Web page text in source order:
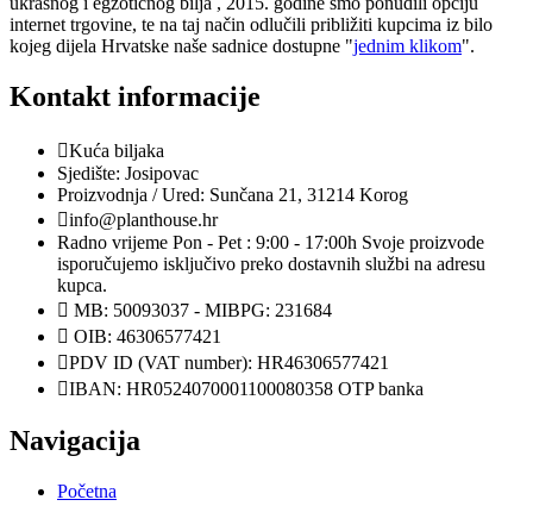
internet trgovine, te na taj način odlučili približiti kupcima iz bilo
kojeg dijela Hrvatske naše sadnice dostupne "jednim klikom".
Kontakt informacije
Kuća biljaka
Sjedište: Josipovac
Proizvodnja / Ured: Sunčana 21, 31214 Korog
info@planthouse.hr
Radno vrijeme Pon - Pet : 9:00 - 17:00h Svoje proizvode
isporučujemo isključivo preko dostavnih službi na adresu
kupca.
MB: 50093037 - MIBPG: 231684
OIB: 46306577421
PDV ID (VAT number): HR46306577421
IBAN: HR0524070001100080358 OTP banka
Navigacija
Početna